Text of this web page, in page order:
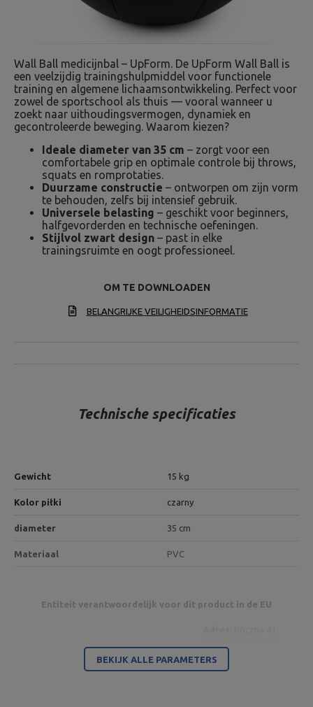
Wall Ball medicijnbal – UpForm. De UpForm Wall Ball is
een veelzijdig trainingshulpmiddel voor functionele
training en algemene lichaamsontwikkeling. Perfect voor
zowel de sportschool als thuis — vooral wanneer u
zoekt naar uithoudingsvermogen, dynamiek en
gecontroleerde beweging. Waarom kiezen?
Ideale diameter van 35 cm – zorgt voor een
comfortabele grip en optimale controle bij throws,
squats en romprotaties.
Duurzame constructie – ontworpen om zijn vorm
te behouden, zelfs bij intensief gebruik.
Universele belasting – geschikt voor beginners,
halfgevorderden en technische oefeningen.
Stijlvol zwart design – past in elke
trainingsruimte en oogt professioneel.
OM TE DOWNLOADEN
BELANGRIJKE VEILIGHEIDSINFORMATIE
Technische specificaties
Gewicht 15 kg
Kolor piłki czarny
diameter 35 cm
Materiaal PVC
Entiteit verantwoordelijk voor dit product in de EU
MARBO Ulikowski
Stad:Starachowice
Land:
Je e-mailadres:
BEKIJK ALLE PARAMETERS